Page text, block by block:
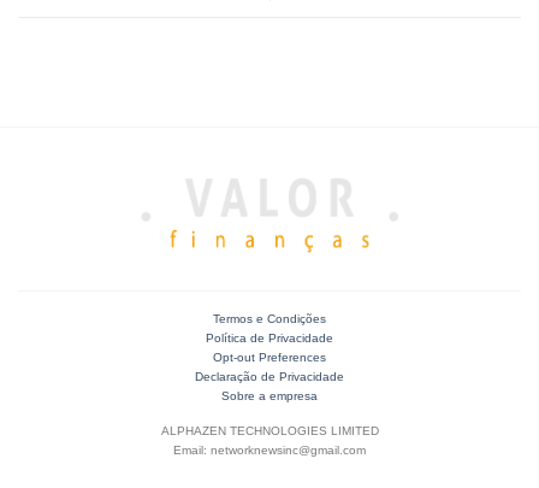
Termos e Condições
Política de Privacidade
Opt-out Preferences
Declaração de Privacidade
Sobre a empresa
ALPHAZEN TECHNOLOGIES LIMITED
Email: networknewsinc@gmail.com